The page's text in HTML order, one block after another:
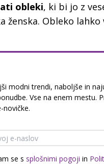
obleki, ki bi jo z
ženska. Obleko
modni trendi, naboljše in
Vse na enem mestu.
novičke.
se s splošnimi pogoji in